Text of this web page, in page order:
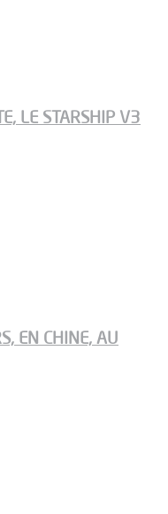
LE STARSHIP V3
EN CHINE, AU